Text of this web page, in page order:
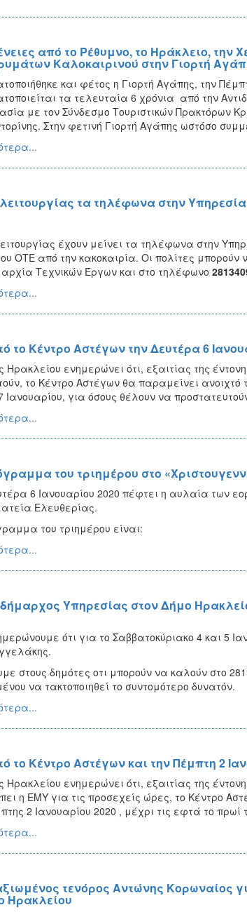
από το Ρέθυμνο, το Ηράκλειο, την
Καλοκαιρινού στην Γιορτή
και φέτος η Γιορτή Αγάπης, την
τα τελευταία 6 χρόνια από την
με τον Σύνδεσμο Τουριστικών Πρακτόρων
Στην φετινή Γιορτή Αγάπης ωστόσο
τα τηλέφωνα στην
έχουν μείνει τα τηλέφωνα στην
ΟΤΕ από την κακοκαιρία. Οι πολίτες
Τεχνικών Έργων και στο τηλέφωνο
το Κέντρο Αστέγων την Δευτέρα 6
Ηρακλείου ενημερώνει ότι, εξαιτίας της
το Κέντρο Αστέγων θα παραμείνει ανοιχτό
Ιανουαρίου, για όσους θέλουν να
του τριημέρου στο
6 Ιανουαρίου 2020 πέφτει η αυλαία των
Ελευθερίας.
του τριημέρου είναι:
Υπηρεσίας στον Δήμο
ότι για το Σαββατοκύριακο 4 και 5
στους δημότες οτι μπορούν να καλούν στο
να τακτοποιηθεί το συντομότερο δυνατόν.
το Κέντρο Αστέγων και την Πέμπτη 2
Ηρακλείου ενημερώνει ότι, εξαιτίας της
η ΕΜΥ για τις προσεχείς ώρες, το Κέντρο
2 Ιανουαρίου 2020 , μέχρι τις εφτά το
τενόρος Αντώνης Κορωναίος
Ηρακλείου